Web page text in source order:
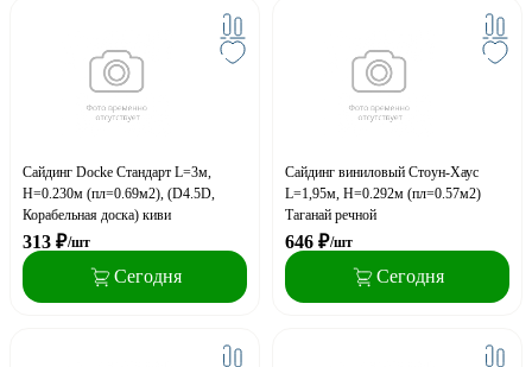
Сайдинг Docke Стандарт L=3м,
H=0.230м (пл=0.69м2), (D4.5D,
Корабельная доска) киви
313 ₽/шт
Сегодня
Сайдинг виниловый Стоун-Хаус
L=1,95м, H=0.292м (пл=0.57м2)
Таганай речной
646 ₽/шт
Сегодня